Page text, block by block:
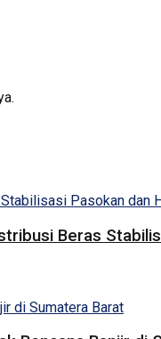
Beras